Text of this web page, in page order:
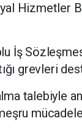
Hizmetler
İş
grevleri
talebiyle